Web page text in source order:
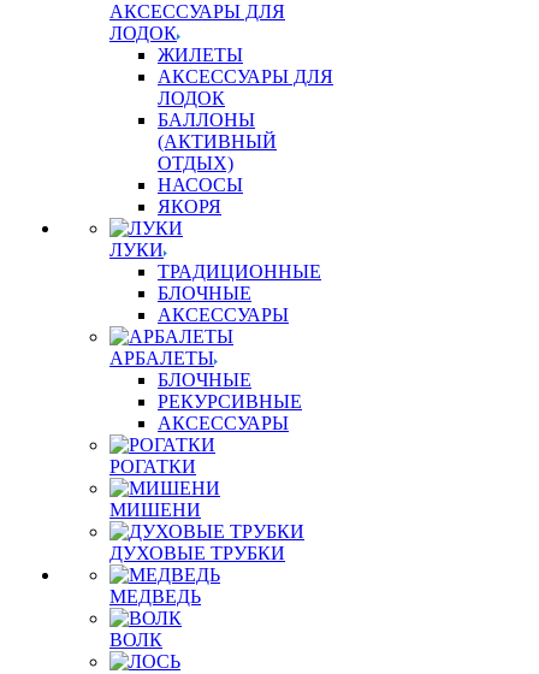
АКСЕССУАРЫ ДЛЯ
ЛОДОК
ЖИЛЕТЫ
АКСЕССУАРЫ ДЛЯ
ЛОДОК
БАЛЛОНЫ
(АКТИВНЫЙ
ОТДЫХ)
НАСОСЫ
ЯКОРЯ
ЛУКИ
ТРАДИЦИОННЫЕ
БЛОЧНЫЕ
АКСЕССУАРЫ
АРБАЛЕТЫ
БЛОЧНЫЕ
РЕКУРСИВНЫЕ
АКСЕССУАРЫ
РОГАТКИ
МИШЕНИ
ДУХОВЫЕ ТРУБКИ
МЕДВЕДЬ
ВОЛК